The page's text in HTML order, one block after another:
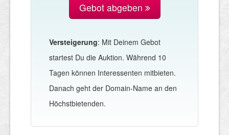
Gebot abgeben
Versteigerung: Mit Deinem Gebot
startest Du die Auktion. Während 10
Tagen können Interessenten mitbieten.
Danach geht der Domain-Name an den
Höchstbietenden.